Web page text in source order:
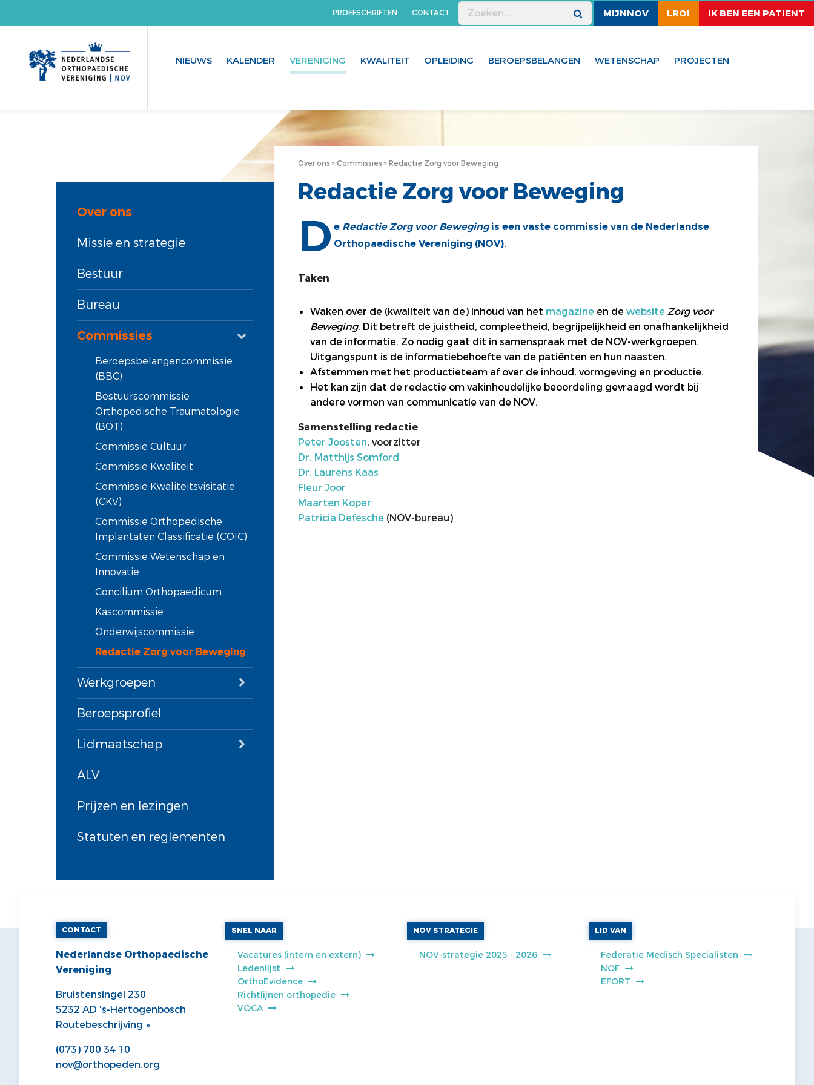
PROEFSCHRIFTEN CONTACT MIJNNOV LROI IK BEN EEN PATIENT
NIEUWS KALENDER VERENIGING KWALITEIT OPLEIDING BEROEPSBELANGEN WETENSCHAP PROJECTEN
Over ons
Missie en strategie
Bestuur
Bureau
Commissies
Beroepsbelangencommissie
(BBC)
Bestuurscommissie
Orthopedische Traumatologie
(BOT)
Commissie Cultuur
Commissie Kwaliteit
Commissie Kwaliteitsvisitatie
(CKV)
Commissie Orthopedische
Implantaten Classificatie (COIC)
Commissie Wetenschap en
Innovatie
Concilium Orthopaedicum
Kascommissie
Onderwijscommissie
Redactie Zorg voor Beweging
Werkgroepen
Beroepsprofiel
Lidmaatschap
ALV
Prijzen en lezingen
Statuten en reglementen
Over ons Commissies Redactie Zorg voor Beweging
Redactie Zorg voor Beweging
D e Redactie Zorg voor Bewegingis een vaste commissie van de Nederlandse
Orthopaedische Vereniging (NOV).
Taken
Waken over de (kwaliteit van de) inhoud van het magazineen dewebsiteZorg voor
Beweging. Dit betreft de juistheid, compleetheid, begrijpelijkheid en onafhankelijkheid
van de informatie. Zo nodig gaat dit in samenspraak met de NOV-werkgroepen.
Uitgangspunt is de informatiebehoefte van de patiënten en hun naasten.
Afstemmen met het productieteam af over de inhoud, vormgeving en productie.
Het kan zijn dat de redactie om vakinhoudelijke beoordeling gevraagd wordt bij
andere vormen van communicatie van de NOV.
Samenstelling redactie
Peter Joosten, voorzitter
Dr. Matthijs Somford
Dr. Laurens Kaas
Fleur Joor
Maarten Koper
Patricia Defesche(NOV-bureau)
CONTACT
Nederlandse Orthopaedische
Vereniging
Bruistensingel 230
5232 AD 's-Hertogenbosch
Routebeschrijving »
(073) 700 34 10
nov@orthopeden.org
SNEL NAAR
Vacatures (intern en extern)
Ledenlijst
OrthoEvidence
Richtlijnen orthopedie
VOCA
NOV STRATEGIE
NOV-strategie 2025 - 2026
LID VAN
Federatie Medisch Specialisten
NOF
EFORT